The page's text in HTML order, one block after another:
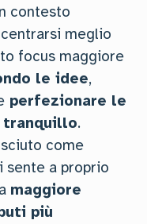
contesto
meglio
focus maggiore
le idee,
perfezionare le
tranquillo.
come
sente a proprio
maggiore
più